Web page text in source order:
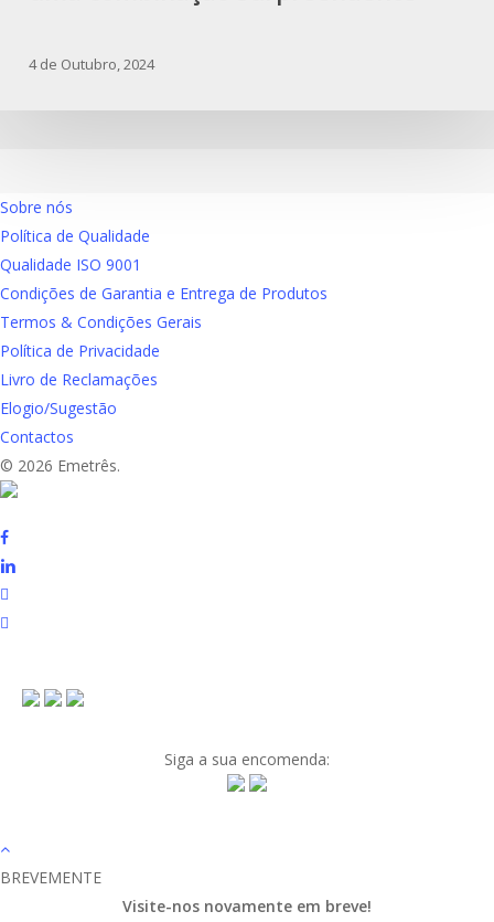
4 de Outubro, 2024
Sobre nós
Política de Qualidade
Qualidade ISO 9001
Condições de Garantia e Entrega de Produtos
Termos & Condições Gerais
Política de Privacidade
Livro de Reclamações
Elogio/Sugestão
Contactos
© 2026 Emetrês.
Siga a sua encomenda:
BREVEMENTE
Visite-nos novamente em breve!